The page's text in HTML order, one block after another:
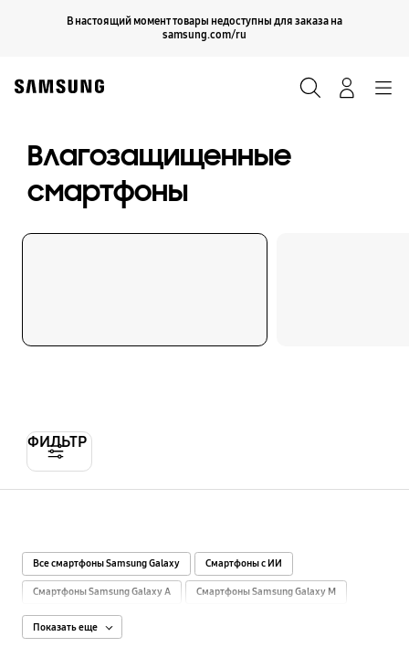
В настоящий момент товары недоступны для заказа на
samsung.com/ru
Продолжить
Влагозащищенные
смартфоны
ФИЛЬТР
Все смартфоны Samsung Galaxy Смартфоны с ИИ
Смартфоны Samsung Galaxy A Смартфоны Samsung Galaxy M
Смартфоны Samsung Galaxy S
Показать еще